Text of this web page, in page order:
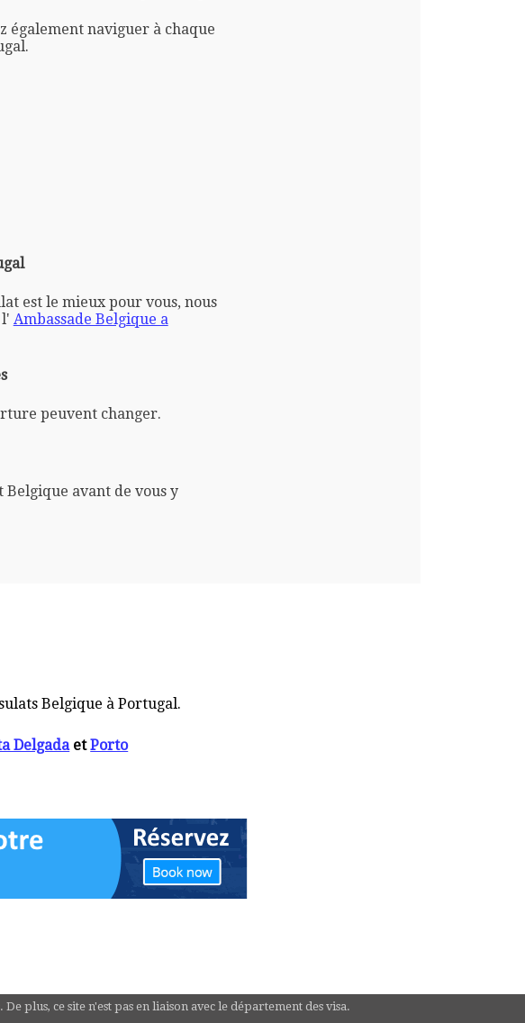
également naviguer à chaque
est le mieux pour vous, nous
Ambassade Belgique a
peuvent changer.
Belgique avant de vous y
Belgique à Portugal.
DelgadaetPorto
plus, ce site n'est pas en liaison avec le département des visa.